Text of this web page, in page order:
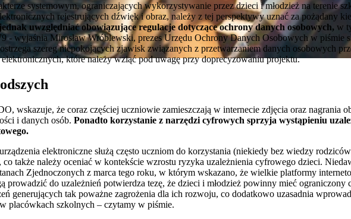
systemowym, ograniczających wykorzystywanie przez dzieci i młodzież na terenie
rejestrujących dźwięk i obraz, należy z tej perspektywy uznać za pożądany
uwzględniać obowiązujące regulacje dotyczące ochrony danych osobowych, w
- wyjaśnia Mirosław Wróblewski, prezes Urzędu Ochrony Danych Osobowych w piśmie
szereg niepokojących zjawisk związanych z przetwarzaniem danych osobowych
elektronicznych, które należy wziąć pod uwagę przy doprecyzowaniu projektu.
wskazuje, że coraz częściej uczniowie zamieszczają w internecie zdjęcia oraz nagrania
i danych osób. Ponadto korzystanie z narzędzi cyfrowych sprzyja wystąpieniu
elektroniczne służą często uczniom do korzystania (niekiedy bez wiedzy
co także należy oceniać w kontekście wzrostu ryzyka uzależnienia cyfrowego dzieci.
Zjednoczonych z marca tego roku, w którym wskazano, że wielkie platformy
prowadzić do uzależnień potwierdza tezę, że dzieci i młodzież powinny mieć ograniczony
generujących tak poważne zagrożenia dla ich rozwoju, co dodatkowo uzasadnia
placówkach szkolnych – czytamy w piśmie.